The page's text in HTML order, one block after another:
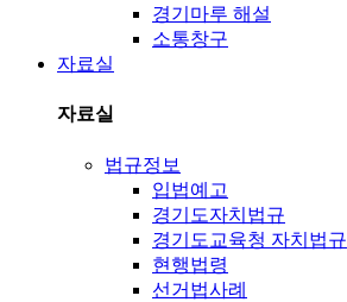
경기마루 해설
소통창구
자료실
자료실
법규정보
입법예고
경기도자치법규
경기도교육청 자치법규
현행법령
선거법사례